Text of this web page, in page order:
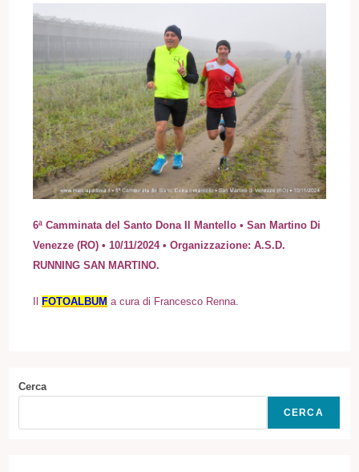
6ª Camminata del Santo Dona Il Mantello • San Martino Di
Venezze (RO) • 10/11/2024 • Organizzazione: A.S.D.
RUNNING SAN MARTINO.
FOTOALBUM a cura di Francesco Renna.
Cerca
CERCA